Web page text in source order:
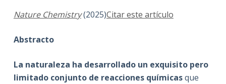
Nature Chemistry(2025)Citar este artículo
Abstracto
La naturaleza ha desarrollado un exquisito pero
limitado conjunto de reacciones químicasque